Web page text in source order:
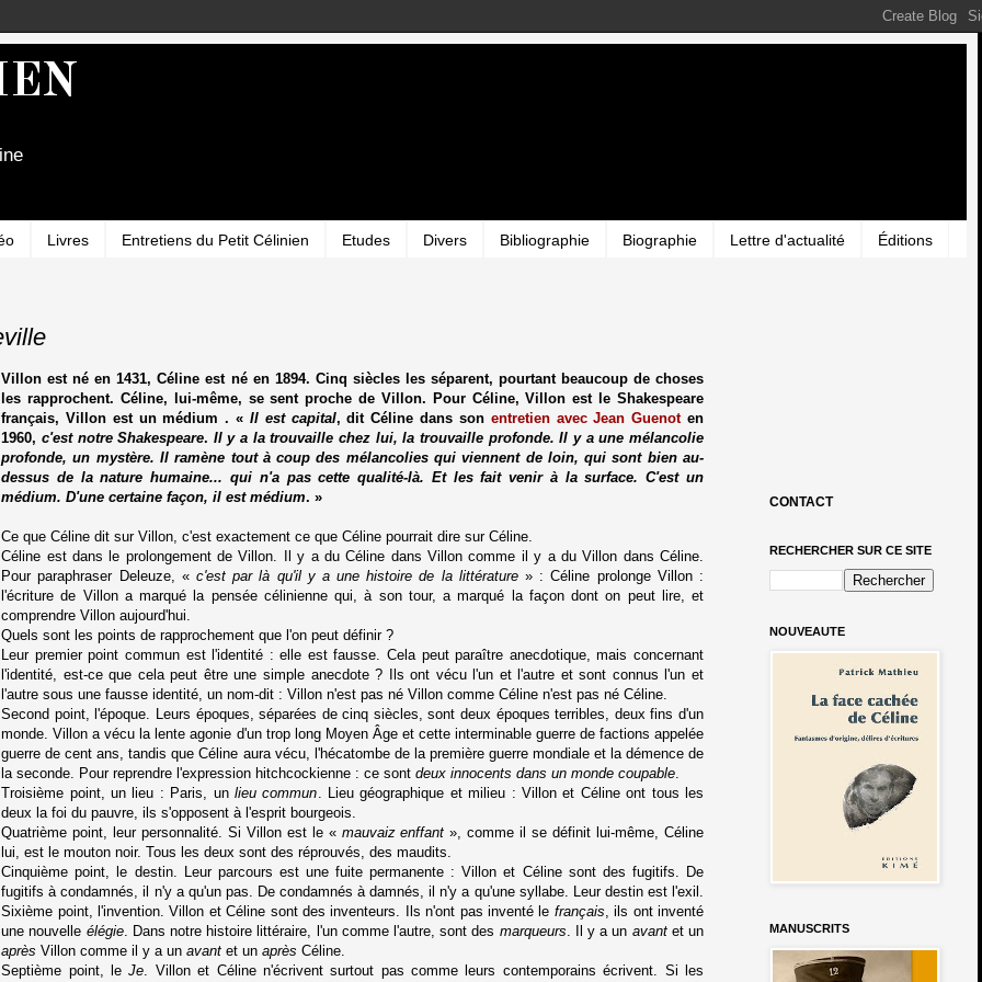
Livres Entretiens du Petit Célinien Etudes Divers Bibliographie Biographie Lettre d'actualité Éditions
Villon est né en 1431, Céline est né en 1894. Cinq siècles les séparent, pourtant beaucoup de choses
les rapprochent. Céline, lui-même, se sent proche de Villon. Pour Céline, Villon est le Shakespeare
français, Villon est un médium . « Il est capital, dit Céline dans son entretien avec Jean Guenot en
1960, c'est notre Shakespeare. Il y a la trouvaille chez lui, la trouvaille profonde. Il y a une mélancolie
profonde, un mystère. Il ramène tout à coup des mélancolies qui viennent de loin, qui sont bien au-
dessus de la nature humaine... qui n'a pas cette qualité-là. Et les fait venir à la surface. C'est un
médium. D'une certaine façon, il est médium. »
Ce que Céline dit sur Villon, c'est exactement ce que Céline pourrait dire sur Céline.
Céline est dans le prolongement de Villon. Il y a du Céline dans Villon comme il y a du Villon dans Céline.
Pour paraphraser Deleuze, « c'est par là qu'il y a une histoire de la littérature» : Céline prolonge Villon :
l'écriture de Villon a marqué la pensée célinienne qui, à son tour, a marqué la façon dont on peut lire, et
comprendre Villon aujourd'hui.
Quels sont les points de rapprochement que l'on peut définir ?
Leur premier point commun est l'identité : elle est fausse. Cela peut paraître anecdotique, mais concernant
l'identité, est-ce que cela peut être une simple anecdote ? Ils ont vécu l'un et l'autre et sont connus l'un et
l'autre sous une fausse identité, un nom-dit : Villon n'est pas né Villon comme Céline n'est pas né Céline.
Second point, l'époque. Leurs époques, séparées de cinq siècles, sont deux époques terribles, deux fins d'un
monde. Villon a vécu la lente agonie d'un trop long Moyen Âge et cette interminable guerre de factions appelée
guerre de cent ans, tandis que Céline aura vécu, l'hécatombe de la première guerre mondiale et la démence de
la seconde. Pour reprendre l'expression hitchcockienne : ce sontdeux innocents dans un monde coupable
Troisième point, un lieu : Paris, unlieu commun . Lieu géographique et milieu : Villon et Céline ont tous les
deux la foi du pauvre, ils s'opposent à l'esprit bourgeois.
Quatrième point, leur personnalité. Si Villon est le « mauvaiz enffant », comme il se définit lui-même, Céline
lui, est le mouton noir. Tous les deux sont des réprouvés, des maudits.
Cinquième point, le destin. Leur parcours est une fuite permanente : Villon et Céline sont des fugitifs. De
fugitifs à condamnés, il n'y a qu'un pas. De condamnés à damnés, il n'y a qu'une syllabe. Leur destin est l'exil.
Sixième point, l'invention. Villon et Céline sont des inventeurs. Ils n'ont pas inventé le français , ils ont inventé
une nouvelle élégie. Dans notre histoire littéraire, l'un comme l'autre, sont des marqueurs . Il y a un avantet un
après Villon comme il y a unavant et unaprès Céline.
Septième point, leJe . Villon et Céline n'écrivent surtout pas comme leurs contemporains écrivent. Si les
CONTACT
RECHERCHER SUR CE SITE
NOUVEAUTE
MANUSCRITS